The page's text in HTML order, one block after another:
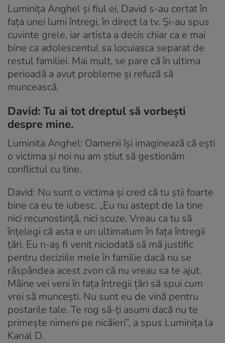
Luminița Anghel și fiul ei, David s-au certat în
fața unei lumi întregi, în direct la tv. Și-au spus
cuvinte grele, iar artista a decis chiar ca e mai
bine ca adolescentul sa locuiasca separat de
restul familiei. Mai mult, se pare că în ultima
perioadă a avut probleme și refuză să
muncească.
David: Tu ai tot dreptul să vorbești
despre mine.
Luminita Anghel: Oamenii își imaginează că ești
o victima și noi nu am știut să gestionăm
conflictul cu tine.
David: Nu sunt o victima și cred că tu știi foarte
bine ca eu te iubesc. „Eu nu astept de la tine
nici recunostință, nici scuze. Vreau ca tu să
înțelegi că asta e un ultimatum în fața întregii
țări. Eu n-aș fi venit niciodată să mă justific
pentru deciziile mele în familie dacă nu se
răspândea acest zvon că nu vreau sa te ajut.
Mâine vei veni în fața întregii țări să spui cum
vrei să muncești. Nu sunt eu de vină pentru
postarile tale. Te rog să-ți asumi dacă nu te
primește nimeni pe nicăieri”, a spus Luminița la
Kanal D.